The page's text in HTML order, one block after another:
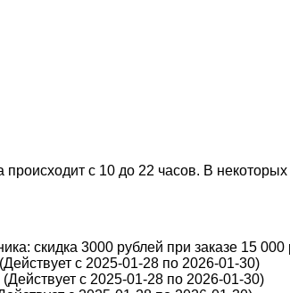
с 10 до 22 часов. В
скидка 3000 рублей при заказе 15
с 2025-01-28 по 2026-01-30)
с 2025-01-28 по 2026-01-30)